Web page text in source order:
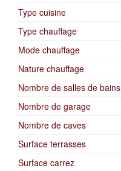
Type cuisine
Type chauffage
Mode chauffage
Nature chauffage
Nombre de salles de bains
Nombre de garage
Nombre de caves
Surface terrasses
Surface carrez